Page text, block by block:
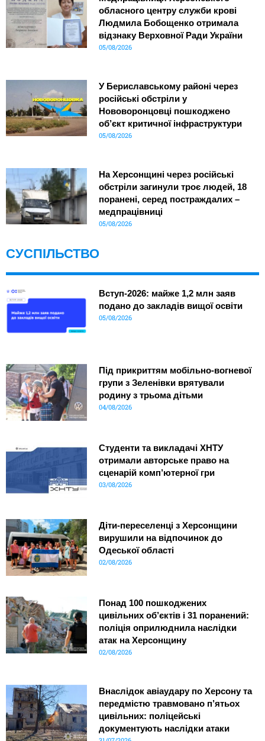
обласного центру служби крові
Людмила Бобощенко отримала
відзнаку Верховної Ради України
05/08/2026
У Бериславському районі через
російські обстріли у
Нововоронцовці пошкоджено
об’єкт критичної інфраструктури
05/08/2026
На Херсонщині через російські
обстріли загинули троє людей, 18
поранені, серед постраждалих –
медпрацівниці
05/08/2026
СУСПІЛЬСТВО
Вступ-2026: майже 1,2 млн заяв
подано до закладів вищої освіти
05/08/2026
Під прикриттям мобільно-вогневої
групи з Зеленівки врятували
родину з трьома дітьми
04/08/2026
Студенти та викладачі ХНТУ
отримали авторське право на
сценарій комп’ютерної гри
03/08/2026
Діти-переселенці з Херсонщини
вирушили на відпочинок до
Одеської області
02/08/2026
Понад 100 пошкоджених
цивільних об’єктів і 31 поранений:
поліція оприлюднила наслідки
атак на Херсонщину
02/08/2026
Внаслідок авіаудару по Херсону та
передмістю травмовано п’ятьох
цивільних: поліцейські
документують наслідки атаки